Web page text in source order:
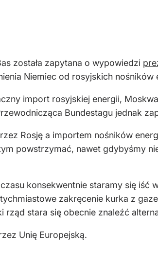
została zapytana o wypowiedzi
Niemiec od rosyjskich nośników
import rosyjskiej energii,
Bundestagu jednak
Rosję a importem nośników
powstrzymać, nawet gdybyśmy
konsekwentnie staramy się iść
zakręcenie kurka z
rząd stara się obecnie znaleźć
Unię Europejską.